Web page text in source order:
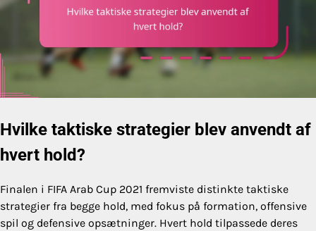
Hvilke taktiske strategier blev anvendt af
hvert hold?
Finalen i FIFA Arab Cup 2021 fremviste distinkte taktiske
strategier fra begge hold, med fokus på formation, offensive
spil og defensive opsætninger. Hvert hold tilpassede deres